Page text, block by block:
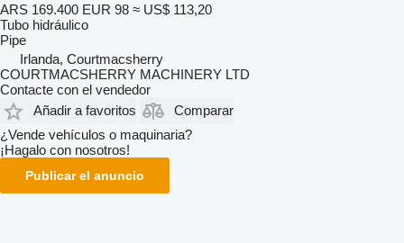
ARS 169.400 EUR 98 ≈ US$ 113,20
Tubo hidráulico
Pipe
Irlanda, Courtmacsherry
COURTMACSHERRY MACHINERY LTD
Contacte con el vendedor
Añadir a favoritos
Comparar
¿Vende vehículos o maquinaria?
¡Hagalo con nosotros!
Publicar el anuncio